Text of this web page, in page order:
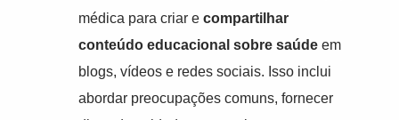
médica para criar e compartilhar
conteúdo educacional sobre saúde em
blogs, vídeos e redes sociais. Isso inclui
abordar preocupações comuns, fornecer